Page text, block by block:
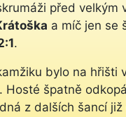
před velkým
a míč jen se
.
bylo na hřišti
Hosté špatně
z dalších šancí již